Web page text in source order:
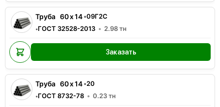
Труба 60x14•09Г2С
•ГОСТ 32528-2013 2.98тн
Заказать
Труба 60x14•20
•ГОСТ 8732-78 0.23тн